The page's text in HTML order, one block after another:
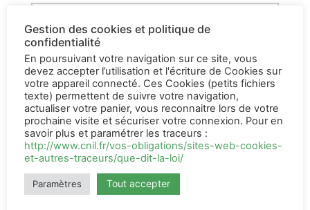
Masque OCOV + 5
filtres
26,54€ HT
Gestion des cookies et politique de
confidentialité
En poursuivant votre navigation sur ce site, vous
devez accepter l’utilisation et l'écriture de Cookies sur
votre appareil connecté. Ces Cookies (petits fichiers
texte) permettent de suivre votre navigation,
actualiser votre panier, vous reconnaitre lors de votre
prochaine visite et sécuriser votre connexion. Pour en
savoir plus et paramétrer les traceurs :
http://www.cnil.fr/vos-obligations/sites-web-cookies-
et-autres-traceurs/que-dit-la-loi/
Paramètres Tout accepter